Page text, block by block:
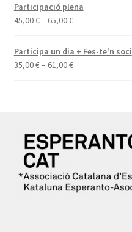
Participació plena
45,00€– 65,00€Interval
Participa un dia + Fes-te'n soci
35,00€– 61,00€Interval